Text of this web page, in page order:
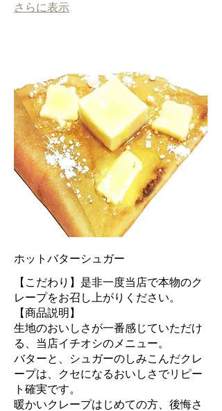
さらに表示
ホットバターシュガー
【こだわり】是非一度当店で本物のク
レープをお召し上がりください。
【商品説明】
生地のおいしさが一番感じていただけ
る、当店イチオシのメニュー。
バターと、シュガーのしみこんだクレ
ープは、クセになるおいしさでリピー
ト確実です。
暖かいクレープはじめての方、後悔さ